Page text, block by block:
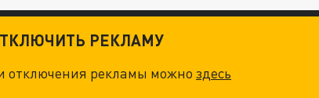
РЕКЛАМУ
отключения рекламы можноздесь